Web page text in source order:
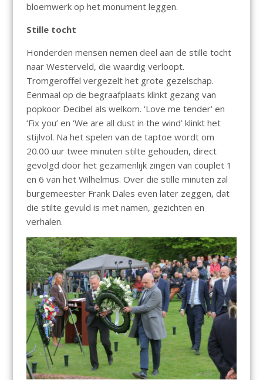
bloemwerk op het monument leggen.
Stille tocht
Honderden mensen nemen deel aan de stille tocht
naar Westerveld, die waardig verloopt.
Tromgeroffel vergezelt het grote gezelschap.
Eenmaal op de begraafplaats klinkt gezang van
popkoor Decibel als welkom. ‘Love me tender’ en
‘Fix you’ en ‘We are all dust in the wind’ klinkt het
stijlvol. Na het spelen van de taptoe wordt om
20.00 uur twee minuten stilte gehouden, direct
gevolgd door het gezamenlijk zingen van couplet 1
en 6 van het Wilhelmus. Over die stille minuten zal
burgemeester Frank Dales even later zeggen, dat
die stilte gevuld is met namen, gezichten en
verhalen.